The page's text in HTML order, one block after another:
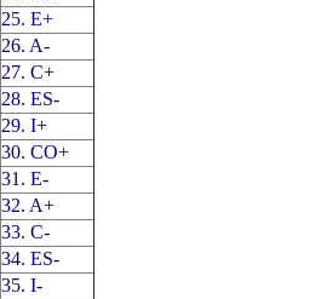
25. E+
26. A-
27. C+
28. ES-
29. I+
30. CO+
31. E-
32. A+
33. C-
34. ES-
35. I-